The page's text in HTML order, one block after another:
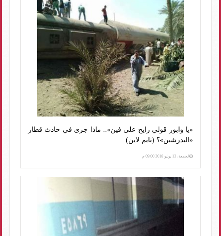
«يا وابور قولي رايح على فين».. ماذا جرى في حادث قطار
«البدرشين»؟ (تايم لاين)
الجمعة، 13 يوليو 2018 09:00 م